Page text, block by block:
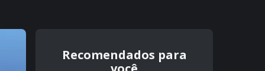
Recomendados para